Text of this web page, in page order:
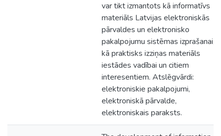
var tikt izmantots kā informatīvs
materiāls Latvijas elektroniskās
pārvaldes un elektronisko
pakalpojumu sistēmas izprašanai,
kā praktisks izziņas materiāls
iestādes vadībai un citiem
interesentiem. Atslēgvārdi:
elektroniskie pakalpojumi,
elektroniskā pārvalde,
elektroniskais paraksts.